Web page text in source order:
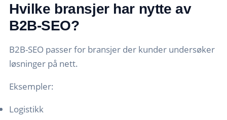
Hvilke bransjer har nytte av
B2B-SEO?
B2B-SEO passer for bransjer der kunder undersøker
løsninger på nett.
Eksempler:
Logistikk